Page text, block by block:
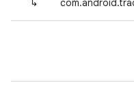
↳